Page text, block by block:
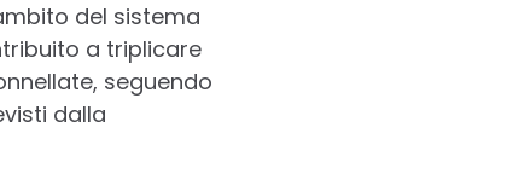
del sistema
a triplicare
seguendo
dalla